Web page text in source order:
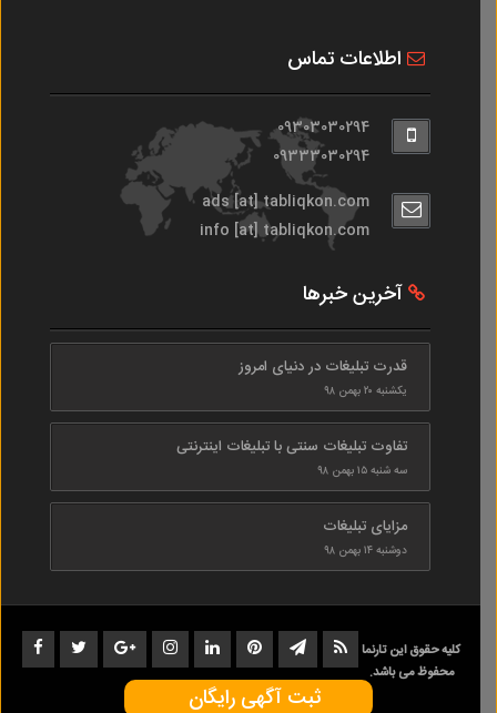
اطلاعات تماس
09303030294
09333030294
ads [at] tabliqkon.com
info [at] tabliqkon.com
آخرین خبرها
قدرت تبلیغات در دنیای امروز
یکشنبه ۲۰ بهمن ۹۸
تفاوت تبلیغات سنتی با تبلیغات اینترنتی
سه شنبه ۱۵ بهمن ۹۸
مزایای تبلیغات
دوشنبه ۱۴ بهمن ۹۸
کلیه حقوق این تارنما
محفوظ می باشد.
1402-1398
ثبت آگهی رایگان